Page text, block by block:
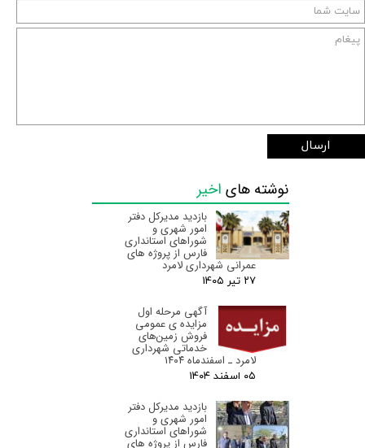
ارسال
نوشته های اخیر
بازدید مدیرکل دفتر
امور شهری و
شوراهای استانداری
فارس از پروژه های
عمرانی شهرداری لامرد
۲۷ تیر ۰۵
آگهی مرحله اول
مزایده ی عمومی
فروش زمین‌های
خدماتی شهرداری
لامرد ـ اسفندماه ۱۴۰۴
۰۵ اسفند ۰۴
بازدید مدیرکل دفتر
امور شهری و
شوراهای استانداری
فارس از پروژه های